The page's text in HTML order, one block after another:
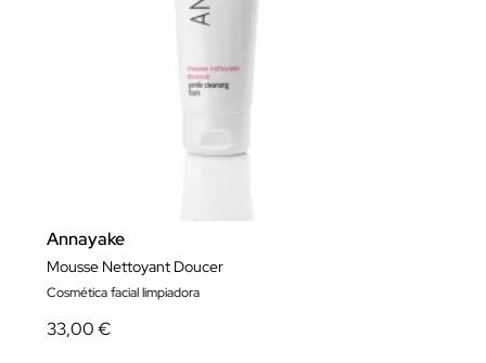
Annayake
Mousse Nettoyant Doucer
Cosmética facial limpiadora
33,00 €